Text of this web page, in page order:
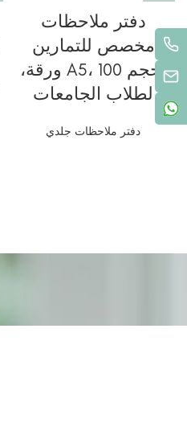
دفتر ملاحظات
مخصص للتمارين
بحجم A5، 100 ورقة،
لطلاب الجامعات
دفتر ملاحظات جلدي